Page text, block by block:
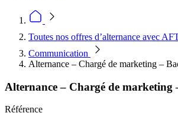
Toutes nos offres d’alternance avec
Communication
Alternance – Chargé de marketing –
Alternance – Chargé de marketing
Référence